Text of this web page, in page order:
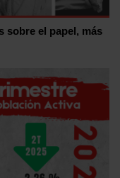
sobre el papel, más